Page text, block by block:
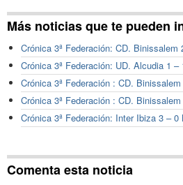
Más noticias que te pueden
Crónica 3ª Federación: CD. Binissalem
Crónica 3ª Federación: UD. Alcudia 1
Crónica 3ª Federación : CD.
Crónica 3ª Federación : CD.
Crónica 3ª Federación: Inter Ibiza 3 – 0
Comenta esta noticia